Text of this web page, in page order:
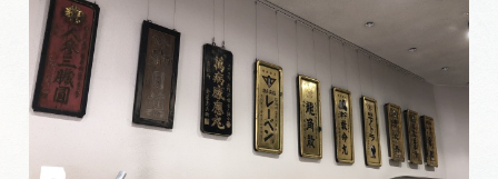
スポット・体験
イベント
グルメ
行きたいリストを見る